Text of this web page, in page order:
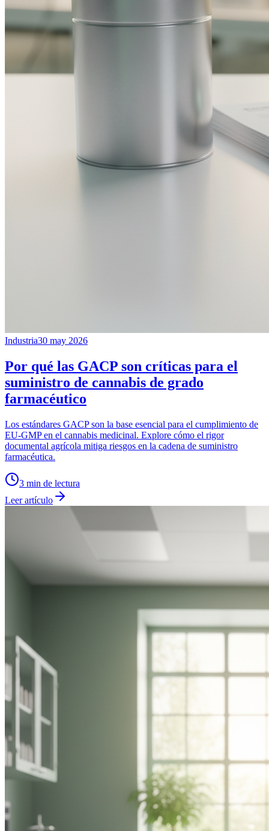
Industria30 may 2026
Por qué las GACP son críticas para el
suministro de cannabis de grado
farmacéutico
Los estándares GACP son la base esencial para el cumplimiento de
EU-GMP en el cannabis medicinal. Explore cómo el rigor
documental agrícola mitiga riesgos en la cadena de suministro
farmacéutica.
3 min de lectura
Leer artículo